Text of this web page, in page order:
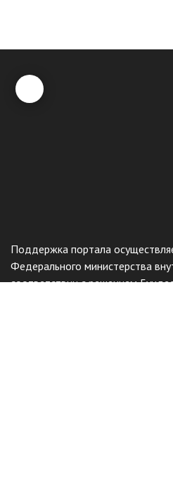
Поддержка портала
Федерального министерства
соответствии с решением